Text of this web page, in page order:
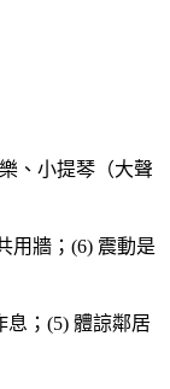
、小提琴（大聲
用牆；(6) 震動是
息；(5) 體諒鄰居